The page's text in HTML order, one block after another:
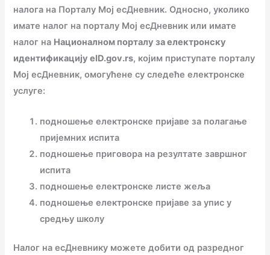
налога на Порталу Мој есДневник. Односно, уколико
имате налог на порталу Мој есДневник или имате
налог на Националном порталу за електронску
идентификацију eID.gov.rs, којим приступате порталу
Мој есДневник, омогућене су следеће електронске
услуге:
подношење електронске пријаве за полагање
пријемних испита
подношење приговора на резултате завршног
испита
подношење електронске листе жеља
подношење електронске пријаве за упис у
средњу школу
Налог на есДневнику можете добити од разредног